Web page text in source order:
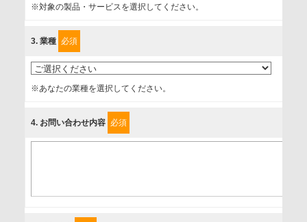
確認し、当社への情報提供がお客様の懸念にならないよう
上げます。
事業者名
個人情報保護責任者
※対象の製品・サービスを選択してください。
3. 業種 必須
※あなたの業種を選択してください。
4. お問い合わせ内容 必須